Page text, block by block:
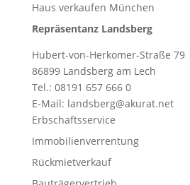
Haus verkaufen München
Repräsentanz Landsberg
Hubert-von-Herkomer-Straße 79
86899 Landsberg am Lech
Tel.: 08191 657 666 0
E-Mail: landsberg@akurat.net
Erbschaftsservice
Immobilienverrentung
Rückmietverkauf